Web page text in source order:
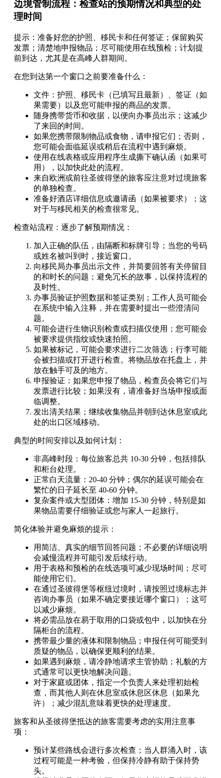
边境管制流程：检查站的预期情况和典型的处
理时间
提示：准备好您的护照、移民卡和任何签证；保留购买
发票；清楚地申报物品；尽可能使用在线预检；计划提
前到达，尤其是在高峰人群期间。
在您到达第一个窗口之前要准备什么：
文件：护照、移民卡（已填写且最新）、签证（如
果需要）以及您可能申报的商品的发票。
随身携带货币和收据，以便向办事员出示；这减少
了来回的时间。
如果您携带限制物品或食物，请申报它们；否则，
您可能会面临延误或稍后在流程中遇到麻烦。
使用在线表格或应用程序生成撕下确认函（如果可
用），以加快此处的流程。
来自欧洲或前往圣彼得堡的旅客应注意对过境旅客
的单独检查。
准备好酒店详细信息或邀请函（如果被要求）；这
对于与移民相关的检查很常见。
检查站流程：逐步了解预期情况：
加入正确的队伍，由隔断和标牌引导；当您的号码
或姓名被叫到时，接近窗口。
向移民局办事员出示文件，并简要回答有关停留目
的和时长的问题；避免冗长的故事，以保持流程的
及时性。
办事员验证护照数据和签证类别；工作人员可能会
在系统中输入注释，并在需要时提出一些澄清问
题。
可能会进行生物识别检查或扫描仪使用；您可能会
被要求提供指纹或快速拍照。
如果被标记，可能会要求进行二次筛选；行李可能
会被扫描或打开进行检查。将物品放在托盘上，并
放在触手可及的地方。
申报验证：如果您申报了物品，检查员会将它们与
发票进行比较；如果没有，请准备好当场申报或面
临调整。
发出清关结果；继续收集物品并朝到达休息室或此
处的出口区域移动。
典型的时间安排以及如何计划：
非高峰时段：每位旅客总共 10-30 分钟，包括排队
和柜台处理。
正常白天流量：20-40 分钟；偶尔的延误可能会在
繁忙的日子延长至 40-60 分钟。
复杂案件或大型团体：增加 15-30 分钟，特别是如
果物品需要仔细验证或您与家人一起旅行。
简化体验并避免麻烦的提示：
用简洁、真实的细节回答问题；不必要的详细说明
会减慢流程并可能引发后续行动。
用于表格和预检的在线选项可减少现场时间；尽可
能使用它们。
在通过圣彼得堡等枢纽过境时，请按照过境标志并
咨询办事员（如果不确定要接近哪个窗口）；这可
以减少麻烦。
将必需品放在易于取用的口袋或包中，以加快在分
隔柜台的流程。
携带最少量的液体和限制物品；申报任何可能受到
质疑的物品，以确保更顺利的结果。
如果遇到麻烦，请冷静地请求主管协助；礼貌的方
式通常可以更快地解决问题。
对于家庭或团体，指定一个负责人来处理初始检
查，而其他人则在休息室或休息区休息（如果允
许）；减少混乱意味着更快的处理速度。
旅客和从圣彼得堡抵达的旅客需要考虑的实用注意事
项：
预计某些路线会进行多次检查；当人群涌入时，该
过程可能是一种考验，但保持冷静有助于保持势
头。